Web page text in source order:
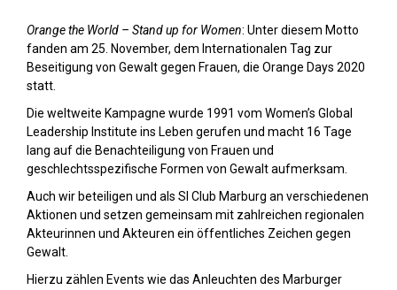
Orange the World – Stand up for Women: Unter diesem Motto
fanden am 25. November, dem Internationalen Tag zur
Beseitigung von Gewalt gegen Frauen, die Orange Days 2020
statt.
Die weltweite Kampagne wurde 1991 vom Women’s Global
Leadership Institute ins Leben gerufen und macht 16 Tage
lang auf die Benachteiligung von Frauen und
geschlechtsspezifische Formen von Gewalt aufmerksam.
Auch wir beteiligen und als SI Club Marburg an verschiedenen
Aktionen und setzen gemeinsam mit zahlreichen regionalen
Akteurinnen und Akteuren ein öffentliches Zeichen gegen
Gewalt.
Hierzu zählen Events wie das Anleuchten des Marburger